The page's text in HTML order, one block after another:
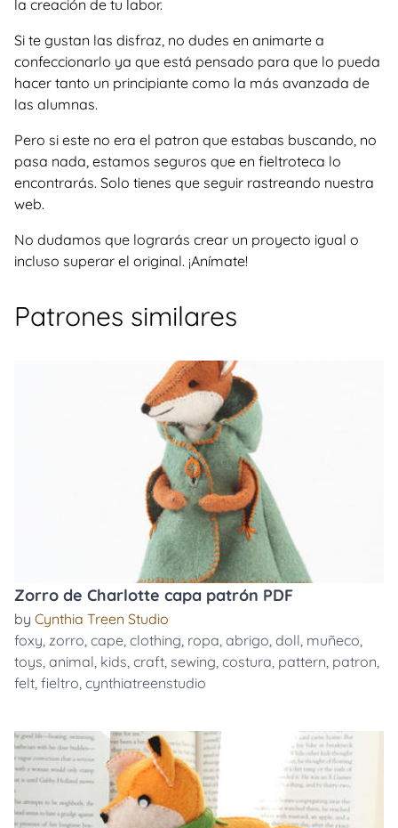
la creación de tu labor.
Si te gustan las disfraz, no dudes en animarte a
confeccionarlo ya que está pensado para que lo pueda
hacer tanto un principiante como la más avanzada de
las alumnas.
Pero si este no era el patron que estabas buscando, no
pasa nada, estamos seguros que en fieltroteca lo
encontrarás. Solo tienes que seguir rastreando nuestra
web.
No dudamos que lograrás crear un proyecto igual o
incluso superar el original. ¡Anímate!
Patrones similares
Zorro de Charlotte capa patrón PDF
by Cynthia Treen Studio
foxy, zorro, cape, clothing, ropa, abrigo, doll, muñeco,
toys, animal, kids, craft, sewing, costura, pattern, patron,
felt, fieltro, cynthiatreenstudio